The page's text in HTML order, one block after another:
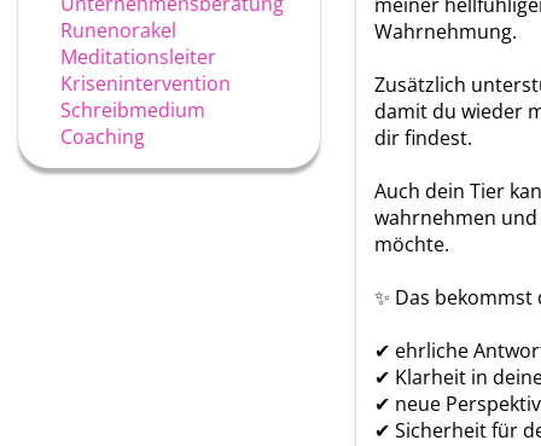
Runenorakel
Meditationsleiter
Krisenintervention
Schreibmedium
Coaching
Wahrnehmung.
Zusätzlich
damit du wieder
dir findest.
Auch dein Tier
wahrnehmen
möchte.
✨ Das
✔ ehrliche
✔ Klarheit in
✔ neue
✔ Sicherheit für